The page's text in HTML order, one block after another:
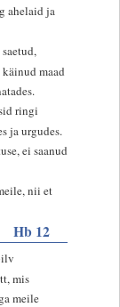
ahelaid ja
maad
ringi
ja urgudes.
ei saanud
nii et
Hb 12
mis
meile